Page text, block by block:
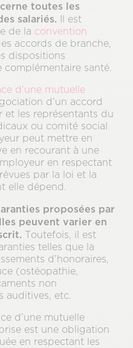
toutes les
salariés. Il est
de la convention
accords de branche,
dispositions
complémentaire santé.
d’une mutuelle
d’un accord
et les représentants du
ou comité social
peut mettre en
en recourant à une
en respectant
par la loi et la
elle dépend.
proposées par
peuvent varier en
Toutefois, il est
telles que la
d’honoraires,
(ostéopathie,
non
auditives, etc.
d’une mutuelle
est une obligation
en respectant les